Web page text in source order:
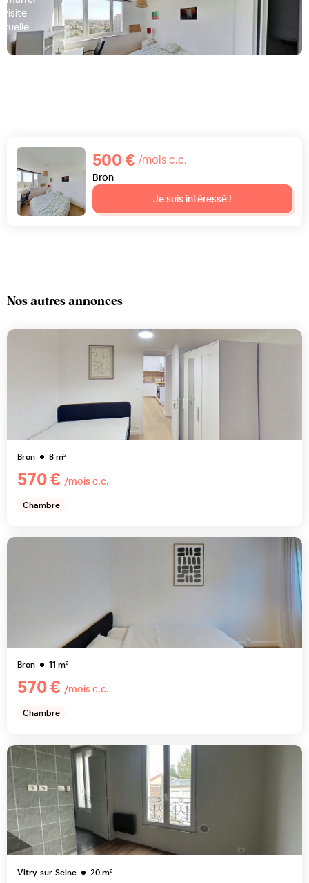
visite
500 € /mois c.c.
Bron
Je suis intéressé !
Nos autres annonces
Bron 8m²
570 € /mois c.c.
Chambre
Bron 11 m²
570 € /mois c.c.
Chambre
Vitry-sur-Seine 20m²